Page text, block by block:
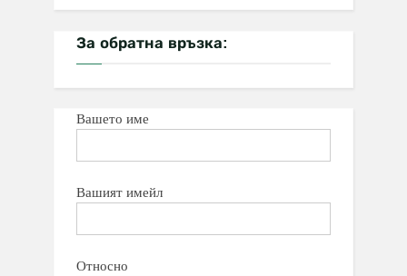
За обратна връзка:
Вашето име
Вашият имейл
Относно